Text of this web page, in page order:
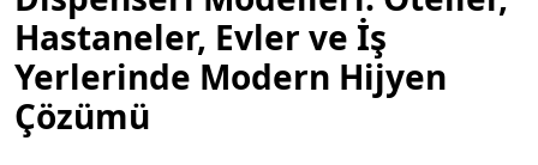
Hastaneler, Evler ve İş
Yerlerinde Modern Hijyen
Çözümü